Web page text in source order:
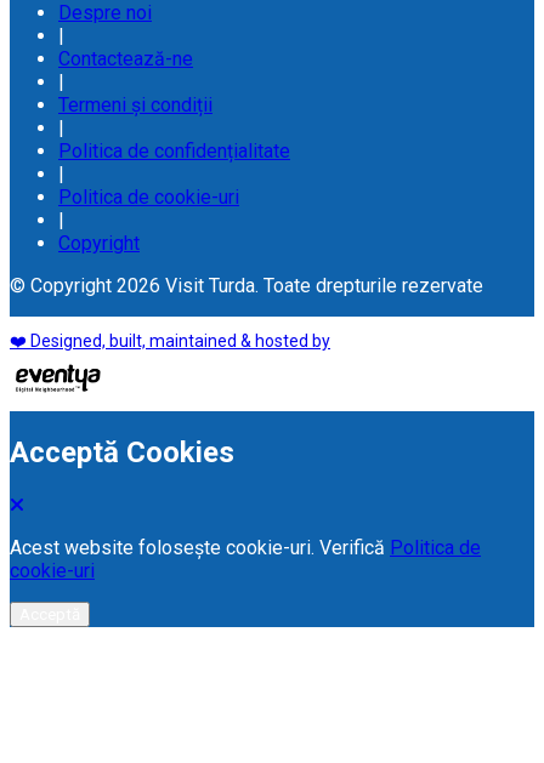
Despre noi
|
Contactează-ne
|
Termeni și condiții
|
Politica de confidențialitate
|
Politica de cookie-uri
|
Copyright
© Copyright 2026 Visit Turda. Toate drepturile rezervate
❤️ Designed, built, maintained & hosted by
Acceptă Cookies
Acest website folosește cookie-uri. Verifică Politica de
cookie-uri